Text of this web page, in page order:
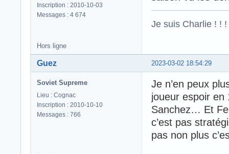
Inscription : 2010-10-03
Messages : 4 674
Je suis Charlie ! ! !
Hors ligne
2023-03-02 18:54:29
Guez
Soviet Supreme
Lieu : Cognac
Inscription : 2010-10-10
Messages : 766
Je n’en peux
joueur espoir en
Sanchez… Et
c’est pas
pas non plus